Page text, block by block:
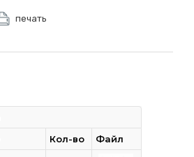
печать
Кол-во Файл